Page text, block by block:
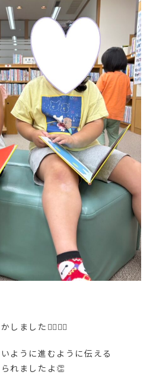
しました🏃‍♀️🏃‍♂️
ように進むように伝える
れましたよ👏